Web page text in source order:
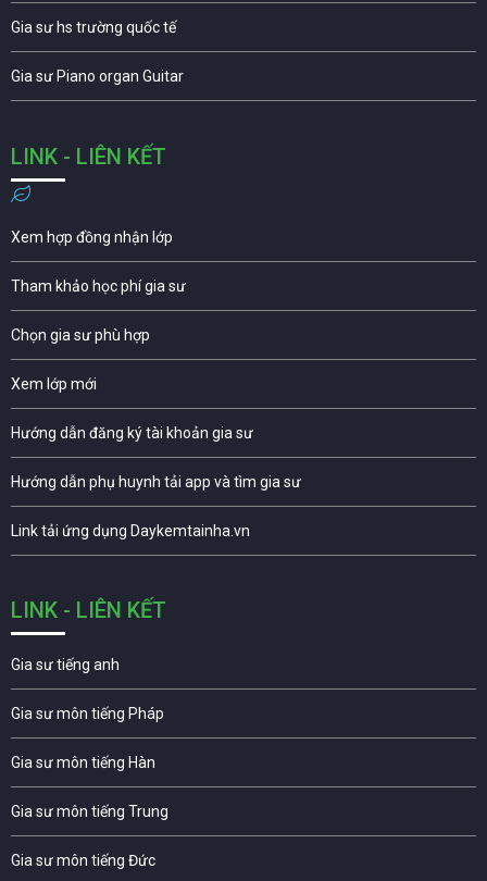
Gia sư hs trường quốc tế
Gia sư Piano organ Guitar
LINK - LIÊN KẾT
Xem hợp đồng nhận lớp
Tham khảo học phí gia sư
Chọn gia sư phù hợp
Xem lớp mới
Hướng dẫn đăng ký tài khoản gia sư
Hướng dẫn phụ huynh tải app và tìm gia sư
Link tải ứng dụng Daykemtainha.vn
LINK - LIÊN KẾT
Gia sư tiếng anh
Gia sư môn tiếng Pháp
Gia sư môn tiếng Hàn
Gia sư môn tiếng Trung
Gia sư môn tiếng Đức